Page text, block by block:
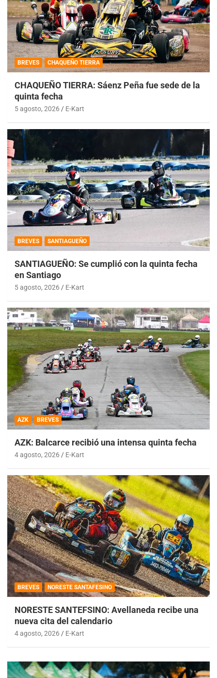
BREVES CHAQUEÑO TIERRA
CHAQUEÑO TIERRA: Sáenz Peña fue sede de la
quinta fecha
5 agosto, 2026 E-Kart
BREVES SANTIAGUEÑO
SANTIAGUEÑO: Se cumplió con la quinta fecha
en Santiago
5 agosto, 2026 E-Kart
AZK BREVES
AZK: Balcarce recibió una intensa quinta fecha
4 agosto, 2026 E-Kart
BREVES NORESTE SANTAFESINO
NORESTE SANTEFSINO: Avellaneda recibe una
nueva cita del calendario
4 agosto, 2026 E-Kart